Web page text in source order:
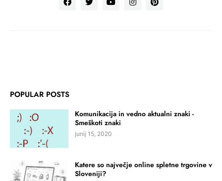
POPULAR POSTS
Komunikacija in vedno aktualni znaki -
Smeškoti znaki
junij 15, 2020
Katere so največje online spletne trgovine v
Sloveniji?